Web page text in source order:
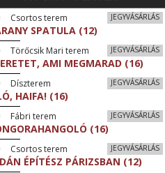
JEGYVÁSÁRLÁS
Csortos terem
SPATULA (12)
JEGYVÁSÁRLÁS
Törőcsik Mari terem
AMI MEGMARAD (16)
JEGYVÁSÁRLÁS
Díszterem
HAIFA! (16)
JEGYVÁSÁRLÁS
Fábri terem
(16)
JEGYVÁSÁRLÁS
Csortos terem
ÉPÍTÉSZ PÁRIZSBAN (12)